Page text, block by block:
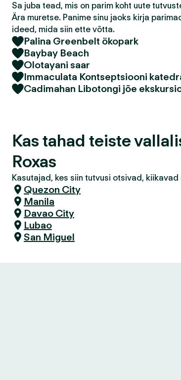
Sa juba tead, mis on parim koht uute
Ära muretse. Panime sinu jaoks kirja
ideed, mida siin ette võtta.
Palina Greenbelt ökopark
Baybay Beach
Olotayani saar
Immaculata Kontseptsiooni
Cadimahan Libotongi jõe
Kas tahad teiste
Roxas
Kasutajad, kes siin tutvusi otsivad,
Quezon City
Manila
Davao City
Lubao
San Miguel